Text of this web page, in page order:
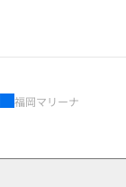
福岡マリーナ